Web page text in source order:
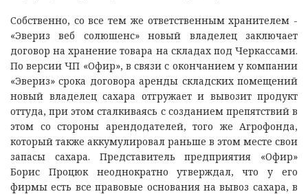
Собственно, со все тем же ответственным хранителем -
«Эвериз веб солюшенс» новый владелец заключает
договор на хранение товара на складах под Черкассами.
По версии ЧП «Офир», в связи с окончанием у компании
«Эвериз» срока договора аренды складских помещений
новый владелец сахара отгружает и вывозит продукт
оттуда, при этом сталкиваясь с созданием препятствий в
этом со стороны арендодателей, того же Агрофонда,
который также аккумулировал раньше в этом месте свои
запасы сахара. Представитель предприятия «Офир»
Борис Процюк неоднократно утверждал, что у его
фирмы есть все правовые основания на вывоз сахара, в